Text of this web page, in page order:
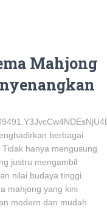
Mahjong
berbagai
hanya mengusung
justru mengambil
nilai budaya tinggi.
mahjong yang kini
modern dan mudah